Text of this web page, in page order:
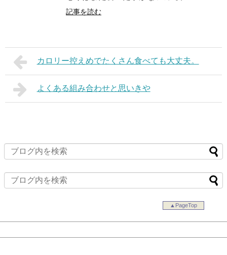
記事を読む
カロリー控えめでたくさん食べても大丈夫。
よくある組み合わせと思いきや
▲PageTop